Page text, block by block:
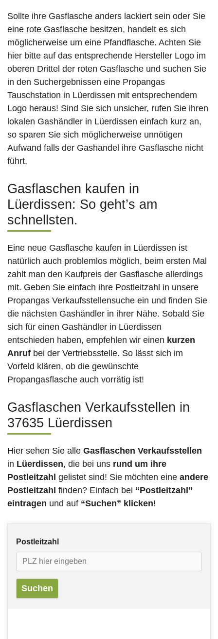
Sollte ihre Gasflasche anders lackiert sein oder Sie
eine rote Gasflasche besitzen, handelt es sich
möglicherweise um eine Pfandflasche. Achten Sie
hier bitte auf das entsprechende Hersteller Logo im
oberen Drittel der roten Gasflasche und suchen Sie
in den Suchergebnissen eine Propangas
Tauschstation in Lüerdissen mit entsprechendem
Logo heraus! Sind Sie sich unsicher, rufen Sie ihren
lokalen Gashändler in Lüerdissen einfach kurz an,
so sparen Sie sich möglicherweise unnötigen
Aufwand falls der Gashandel ihre Gasflasche nicht
führt.
Gasflaschen kaufen in
Lüerdissen: So geht’s am
schnellsten.
Eine neue Gasflasche kaufen in Lüerdissen ist
natürlich auch problemlos möglich, beim ersten Mal
zahlt man den Kaufpreis der Gasflasche allerdings
mit. Geben Sie einfach ihre Postleitzahl in unsere
Propangas Verkaufsstellensuche ein und finden Sie
die nächsten Gashändler in ihrer Nähe. Sobald Sie
sich für einen Gashändler in Lüerdissen
entschieden haben, empfehlen wir einen kurzen
Anruf bei der Vertriebsstelle. So lässt sich im
Vorfeld klären, ob die gewünschte
Propangasflasche auch vorrätig ist!
Gasflaschen Verkaufsstellen in
37635 Lüerdissen
Hier sehen Sie alle Gasflaschen Verkaufsstellen
in Lüerdissen, die bei uns rund um ihre
Postleitzahl gelistet sind! Sie möchten eine andere
Postleitzahl finden? Einfach bei “Postleitzahl”
eintragen und auf “Suchen” klicken!
Postleitzahl